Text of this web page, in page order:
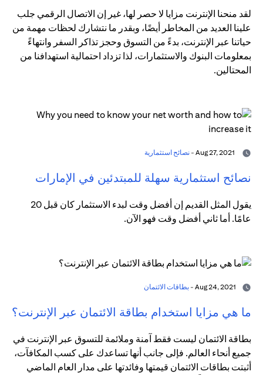
لقد منحنا الإنترنت مزايا لا حصر لها، غير إن الاتصال الرقمي جلب
علينا العديد من المخاطر أيضًا، وبقدر ما نتشارك لحظات مهمة من
حياتنا عبر الإنترنت، بدءً من التسوق وحجز تذاكر السفر وانتهاءً
بمعلومات البنوك والاستثمارات، لذا تزداد احتمالية استهدافنا من
المحتالين.
نصائح استثمارية
نصائح استثمارية سهلة للمبتدئين في الإمارات
يقول المثل القديم إن أفضل وقت لبدء الاستثمار كان قبل 20
عامًا. أما ثاني أفضل وقت فهو الآن.
بطاقات الائتمان
ما هي مزايا استخدام بطاقة الائتمان عبر الإنترنت؟
بطاقة الائتمان ليست فقط آمنة وملائمة للتسوق عبر الإنترنت في
جميع أنحاء العالم. فإلى جانب أنها تساعدك على كسب المكافآت،
أثبتت بطاقات الائتمان قيمتها وفائدتها على مدار العام الماضي